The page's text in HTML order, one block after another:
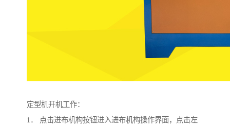
定型机开机工作：
1． 点击进布机构按钮进入进布机构操作界面，点击左